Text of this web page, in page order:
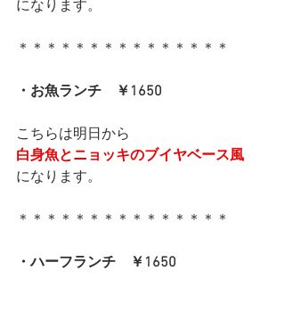
になります。
＊＊＊＊＊＊＊＊＊＊＊＊＊＊＊
・お魚ランチ　￥1650
こちらは明日から
白身魚とニョッキのブイヤベース風
になります。
＊＊＊＊＊＊＊＊＊＊＊＊＊＊＊
・ハーフランチ　￥1650